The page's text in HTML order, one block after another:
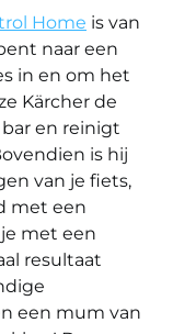
Home is van
naar een
in en om het
Kärcher de
en reinigt
is hij
van je fiets,
met een
met een
resultaat
een mum van